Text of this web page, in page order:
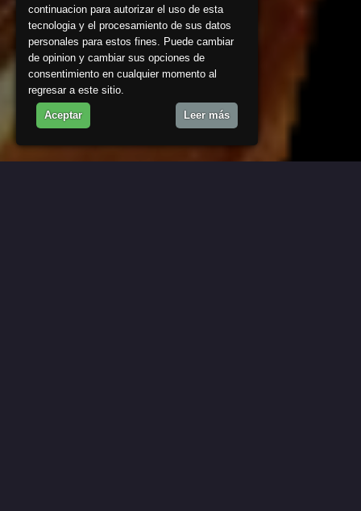
continuacion para autorizar el uso de esta
tecnologia y el procesamiento de sus datos
personales para estos fines. Puede cambiar
de opinion y cambiar sus opciones de
consentimiento en cualquier momento al
regresar a este sitio.
Aceptar Leer más